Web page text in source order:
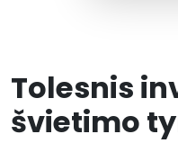
Tolesnis
švietimo